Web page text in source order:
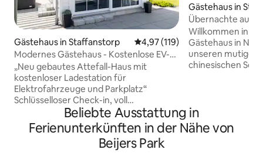
Gästehaus in Staffanstorp Durchschnittliche Bewertung:
4,97 (119)
Modernes Gästehaus - Kostenlose EV-
Ladung - In der Nähe von E6/ Malmö
„Neu gebautes Attefall-Haus mit
kostenloser Ladestation für
Elektrofahrzeuge und Parkplatz“
Schlüsselloser Check-in, voll
ausgestattete Küche mit Mikrowelle,
Kühlschrank mit Gefrierfach,
Induktionsherd, Toaster,
Wasserkocher/Kaffeemaschine mit
Gästehaus in
Übernachte auf
ins Zentrum von
Willkommen in
Gästehaus in
unseren mutigen
chinesischen
von Malmö. Zwei
nächsten
großen
Beliebte Ausstattung in
Ferienunterkünften in der Nähe von
Beijers Park